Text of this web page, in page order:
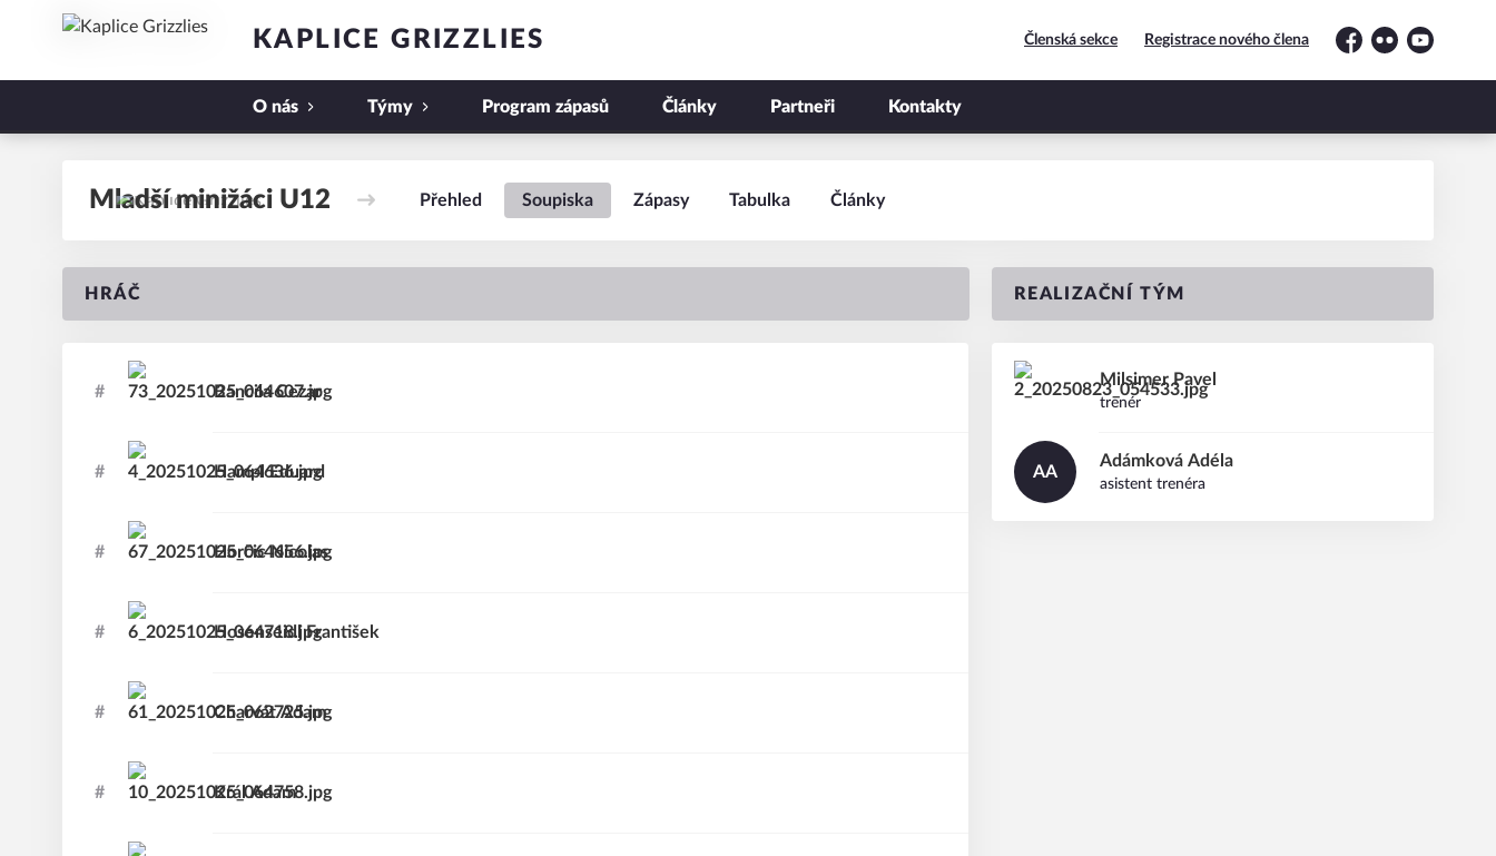
KAPLICE GRIZZLIES Členská sekce Registrace nového člena
Facebook
FlickrYouTube
O nás Týmy Program zápasů Články Partneři Kontakty
Mladší minižáci U12 Přehled Soupiska Zápasy Tabulka Články
REALIZAČNÍ TÝM
Pavel
Milsimer
trenér
AA
Adéla
Adámková
asistent trenéra
HRÁČ
# Cezar
Bancila
# Eduard
Hampl
# Nicolas
Horčic
# František
Hosenseidl
# Adam
Charvát
# Adam
Král